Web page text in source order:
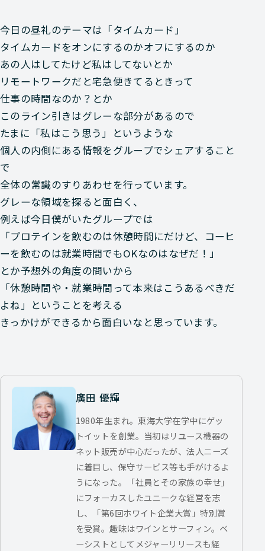
今日の昼礼のテーマは「タイムカード」
タイムカードをオンにするのかオフにするのか
あの人はしてたけど私はしてないとか
リモートワークだと宅急便きてるときって
仕事の時間なのか？とか
このライン引きはグレーな部分があるので
たまに「私はこう思う」というような
個人の内側にある情報をグループでシェアすること
で
全体の常識のすりあわせを行っています。
グレーな領域を探ると面白く、
例えば今日僕がいたグループでは
「プロテインを飲むのは休憩時間にだけど、コーヒ
ーを飲むのは就業時間でもOKなのはなぜだ！」
とか予想外の角度の問いから
「休憩時間や・就業時間って本来はこうあるべきだ
よね」ということを考える
きっかけができるから面白いなと思っています。
廣田 優輝
1980年生まれ。東海大学在学中にゲッ
トイットを創業。当初はリユース機器の
ネット販売が中心だったが、法人ニーズ
に着目し、保守サービス等も手がけるよ
うになった。「社員とその家族の幸せ」
にフォーカスしたユニークな経営を志
し、「第6回ホワイト企業大賞」特別賞
を受賞。趣味はワインとサーフィン。ベ
ーシストとしてメジャーリリースも経